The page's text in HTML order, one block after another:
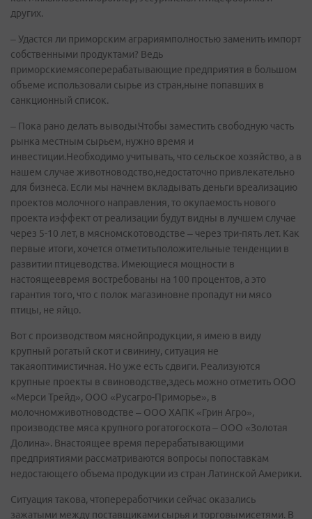
других.
– Удастся ли приморским аграриямполностью заменить импорт
собственными продуктами? Ведь
приморскиемясоперерабатывающие предприятия в большом
объеме использовали сырье из стран,ныне попавших в
санкционный список.
– Пока рано делать выводы.Чтобы заместить свободную часть
рынка местным сырьем, нужно время и
инвестиции.Необходимо учитывать, что сельское хозяйство, а в
нашем случае животноводство,недостаточно привлекательно
для бизнеса. Если мы начнем вкладывать деньги вреализацию
проектов молочного направления, то окупаемость нового
проекта иэффект от реализации будут видны в лучшем случае
через 5-10 лет, в мясномскотоводстве – через три-пять лет. Как
первые итоги, хочется отметитьположительные тенденции в
развитии птицеводства. Имеющиеся мощности в
настоящеевремя востребованы на 100 процентов, а это
гарантия того, что с полок магазиновне пропадут ни мясо
птицы, не яйцо.
Вот с производством мяснойпродукции, я имею в виду
крупный рогатый скот и свинину, ситуация не
такаяоптимистичная. Но уже есть сдвиги. Реализуются
крупные проекты в свиноводстве,здесь можно отметить ООО
«Мерси Трейд», ООО «Русагро-Приморье», в
молочномживотноводстве – ООО ХАПК «Грин Агро»,
производстве мяса крупного рогатогоскота – ООО «Золотая
Долина». Внастоящее время перерабатывающими
предприятиями рассматриваются вопросы попоставкам
недостающего объема продукции из стран Латинской Америки.
Ситуация такова, чтопереработчики сейчас оказались
зажатыми между поставщиками сырья и торговымисетями. В